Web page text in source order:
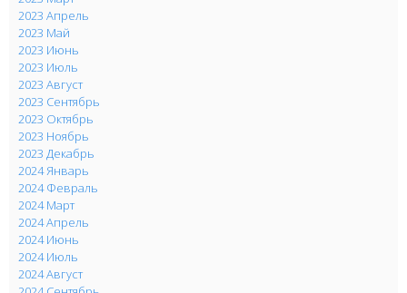
2023 Апрель
2023 Май
2023 Июнь
2023 Июль
2023 Август
2023 Сентябрь
2023 Октябрь
2023 Ноябрь
2023 Декабрь
2024 Январь
2024 Февраль
2024 Март
2024 Апрель
2024 Июнь
2024 Июль
2024 Август